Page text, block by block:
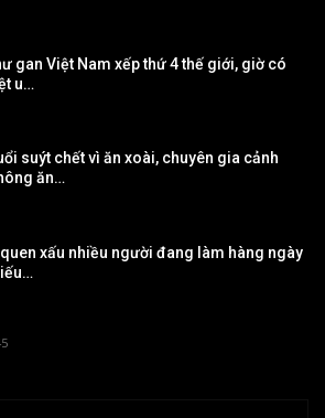
gan Việt Nam xếp thứ 4 thế giới, giờ có
u…
suýt chết vì ăn xoài, chuyên gia cảnh
ăn…
xấu nhiều người đang làm hàng ngày